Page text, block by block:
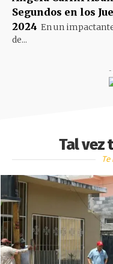
Segundos en los
2024 En un
de...
-
Tal vez